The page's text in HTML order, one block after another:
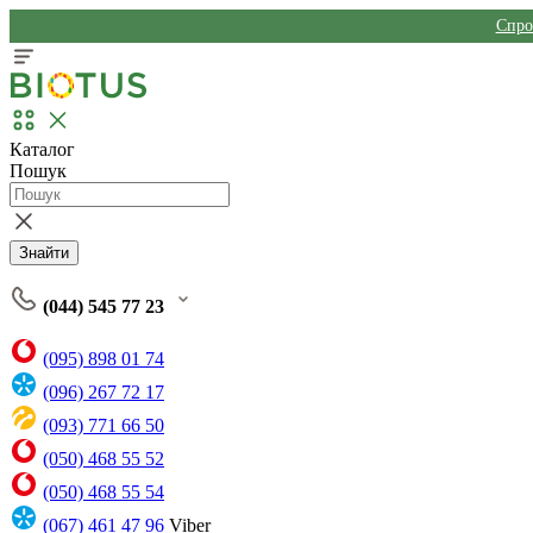
Каталог
Пошук
Знайти
(044) 545 77 23
(095) 898 01 74
(096) 267 72 17
(093) 771 66 50
(050) 468 55 52
(050) 468 55 54
(067) 461 47 96 Viber